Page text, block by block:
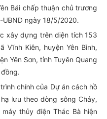
Bái chấp thuận chủ trương
ngày 18/5/2020.
xây dựng trên diện tích 153
Vĩnh Kiên, huyện Yên Bình,
Yên Sơn, tỉnh Tuyên Quang
chính của Dự án cách hồ
lưu theo dòng sông Chảy,
thủy điện Thác Bà hiện